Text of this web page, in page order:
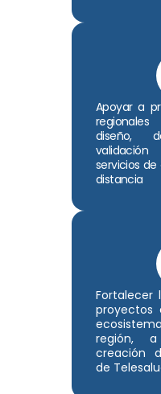
Apoyar a
diseño,
servicios
distancia
Fortalecer
proyectos
región,
creación
de